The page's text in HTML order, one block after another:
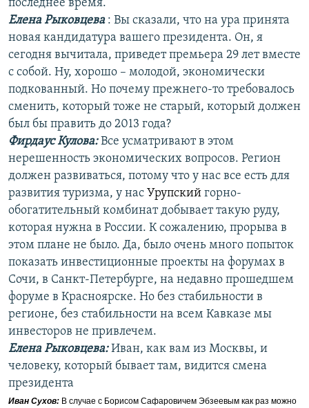
последнее время.
Елена Рыковцева: Вы сказали, что на ура принята
новая кандидатура вашего президента. Он, я
сегодня вычитала, приведет премьера 29 лет вместе
с собой. Ну, хорошо – молодой, экономически
подкованный. Но почему прежнего-то требовалось
сменить, который тоже не старый, который должен
был бы править до 2013 года?
Фирдаус Кулова:Все усматривают в этом
нерешенность экономических вопросов. Регион
должен развиваться, потому что у нас все есть для
развития туризма, у нас Урупский горно-
обогатительный комбинат добывает такую руду,
которая нужна в России. К сожалению, прорыва в
этом плане не было. Да, было очень много попыток
показать инвестиционные проекты на форумах в
Сочи, в Санкт-Петербурге, на недавно прошедшем
форуме в Красноярске. Но без стабильности в
регионе, без стабильности на всем Кавказе мы
инвесторов не привлечем.
Елена Рыковцева:Иван, как вам из Москвы, и
человеку, который бывает там, видится смена
президента
Иван Сухов: В случае с Борисом Сафаровичем Эбзеевым как раз можно